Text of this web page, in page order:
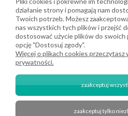
2026 DeHome.pl | Tekstylia domowe
działanie strony i pomagają nam
Twoich potrzeb. Możesz
nas wszystkich tych plików i przejść
dostosować użycie plików do
opcję "Dostosuj zgody".
Więcej o plikach cookies przeczytasz
prywatności.
zaakceptuj
zaakceptuj tylko